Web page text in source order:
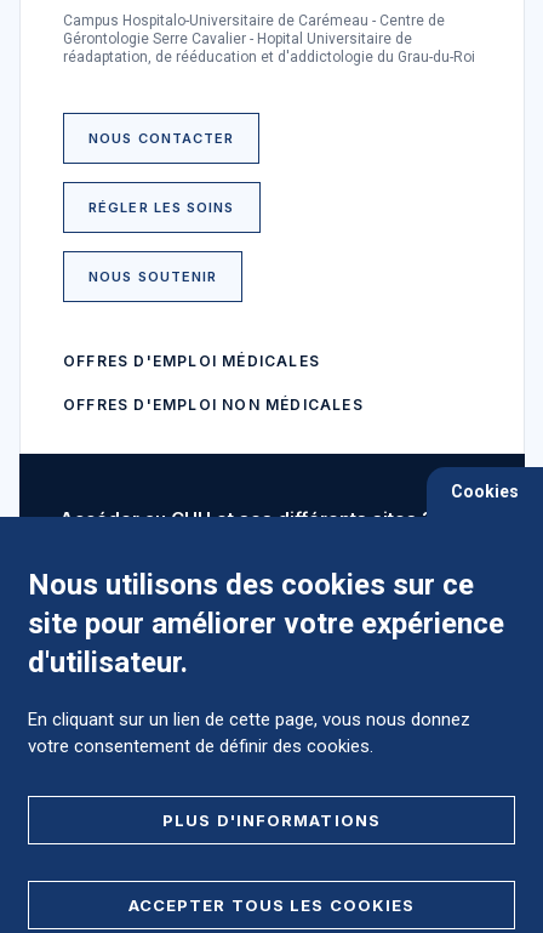
Campus Hospitalo-Universitaire de Carémeau - Centre de
Gérontologie Serre Cavalier - Hopital Universitaire de
réadaptation, de rééducation et d'addictologie du Grau-du-Roi
NOUS CONTACTER
RÉGLER LES SOINS
NOUS SOUTENIR
OFFRES D'EMPLOI MÉDICALES
OFFRES D'EMPLOI NON MÉDICALES
Accéder au CHU et ses différents sites ?
Comment préparer mon hospitalisation ?
Cookies
Nous utilisons des cookies sur ce
site pour améliorer votre expérience
d'utilisateur.
En cliquant sur un lien de cette page, vous nous donnez
votre consentement de définir des cookies.
PLUS D'INFORMATIONS
ACCEPTER TOUS LES COOKIES